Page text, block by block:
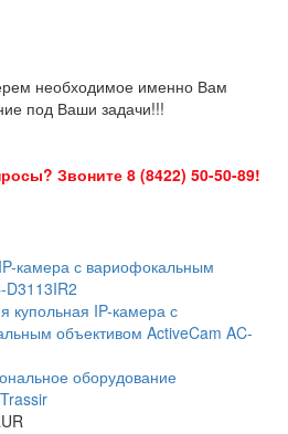
необходимое именно Вам
под Ваши задачи!!!
Звоните 8 (8422) 50-50-89!
купольная IP-камера с
объективом ActiveCam AC-
оборудование